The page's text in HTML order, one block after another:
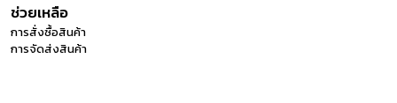
ช่วยเหลือ
การสั่งซื้อสินค้า
การจัดส่งสินค้า